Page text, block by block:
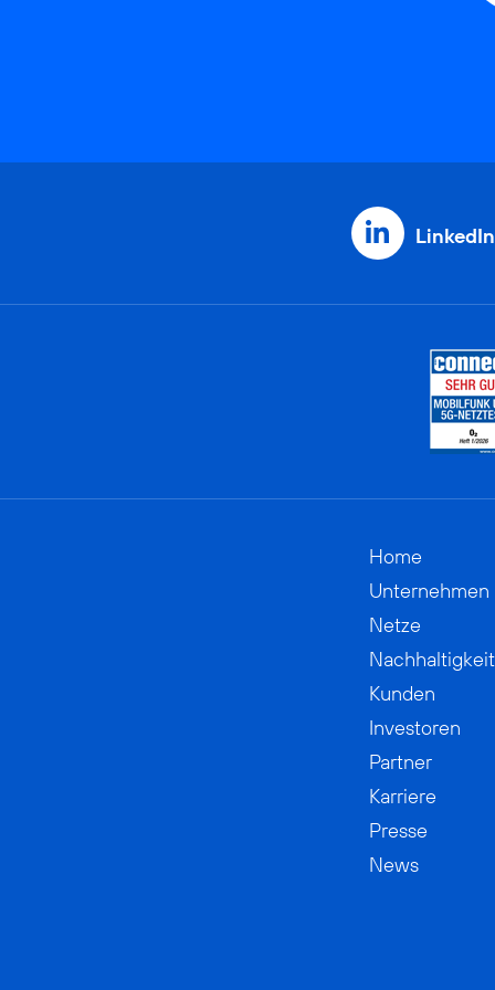
LinkedIn
Home
Unternehmen
Netze
Nachhaltigkeit
Kunden
Investoren
Partner
Karriere
Presse
News